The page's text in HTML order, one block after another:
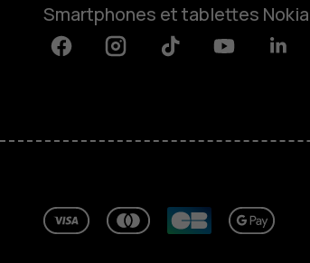
À propos
Smartphones et tablettes Nokia
FacebookInstagramTiktok Youtube